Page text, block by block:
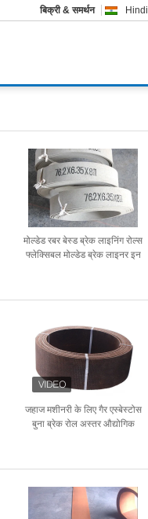
Hindi
बिक्री & समर्थन
मोल्डेड रबर बेस्ड ब्रेक लाइनिंग रोल्स
फ्लेक्सिबल मोल्डेड ब्रेक लाइनर इन
जहाज मशीनरी के लिए गैर एस्बेस्टोस
बुना ब्रेक रोल अस्तर औद्योगिक